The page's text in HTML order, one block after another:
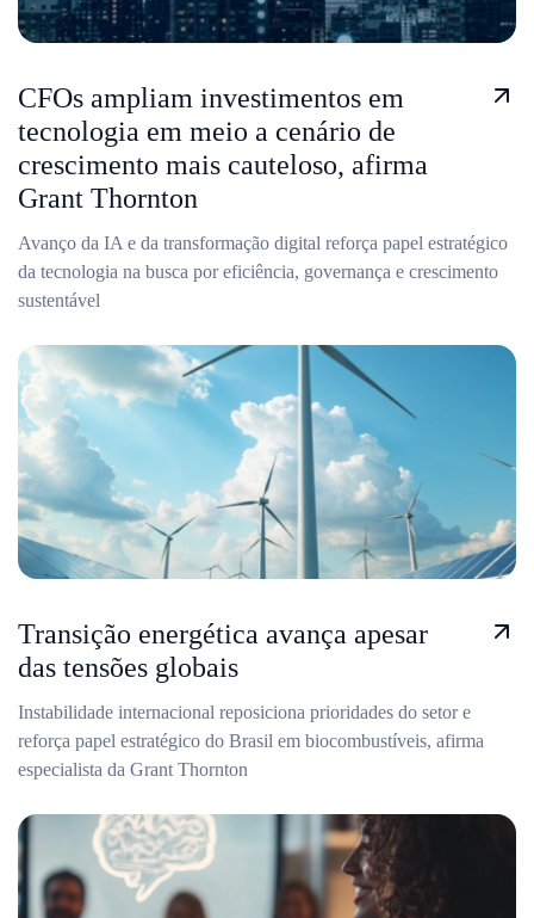
CFOs ampliam investimentos em
tecnologia em meio a cenário de
crescimento mais cauteloso, afirma
Grant Thornton
Avanço da IA e da transformação digital reforça papel estratégico
da tecnologia na busca por eficiência, governança e crescimento
sustentável
Transição energética avança apesar
das tensões globais
Instabilidade internacional reposiciona prioridades do setor e
reforça papel estratégico do Brasil em biocombustíveis, afirma
especialista da Grant Thornton